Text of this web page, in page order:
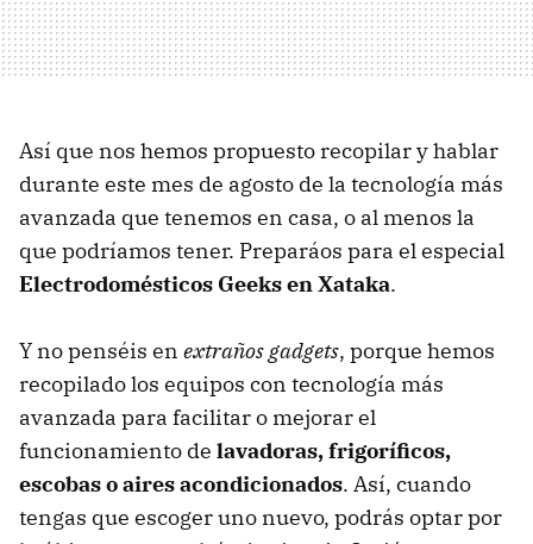
Así que nos hemos propuesto recopilar y hablar
durante este mes de agosto de la tecnología más
avanzada que tenemos en casa, o al menos la
que podríamos tener. Preparáos para el especial
Electrodomésticos Geeks en Xataka.
Y no penséis en extraños gadgets, porque hemos
recopilado los equipos con tecnología más
avanzada para facilitar o mejorar el
funcionamiento de lavadoras, frigoríficos,
escobas o aires acondicionados. Así, cuando
tengas que escoger uno nuevo, podrás optar por